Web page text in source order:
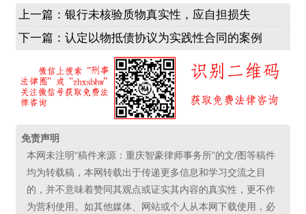
上一篇：银行未核验质物真实性，应自担损失
下一篇：认定以物抵债协议为实践性合同的案例
免责声明
本网未注明“稿件来源：重庆智豪律师事务所”的文/图等稿件
均为转载稿，本网转载出于传递更多信息和学习交流之目
的，并不意味着赞同其观点或证实其内容的真实性，更不作
为营利使用。如其他媒体、网站或个人从本网下载使用，必